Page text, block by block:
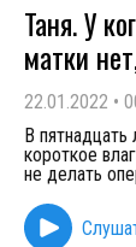
Таня. У
матки
22.01.2022 •
В пятнадцать
короткое
не делать